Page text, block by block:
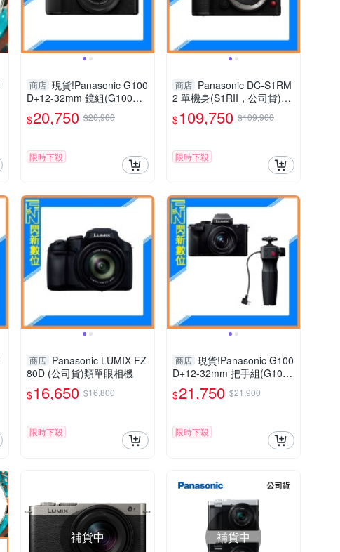
商店 現貨!Panasonic G100
D+12-32mm 鏡組(G100D+
1232，公司貨)G100
$20,750 $20,900
限時下殺
商店 Panasonic DC-S1RM
2 單機身(S1RII，公司貨)S1
R Mark II S1R2
$109,750 $109,900
限時下殺
商店 Panasonic LUMIX FZ
80D (公司貨)類單眼相機
$16,650 $16,800
限時下殺
商店 現貨!Panasonic G100
D+12-32mm 把手組(G100
D+1232+SHGR2，公司貨)
G100
$21,750 $21,900
限時下殺
補貨中 補貨中